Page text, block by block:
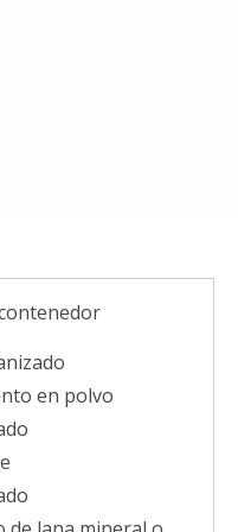
en polvo